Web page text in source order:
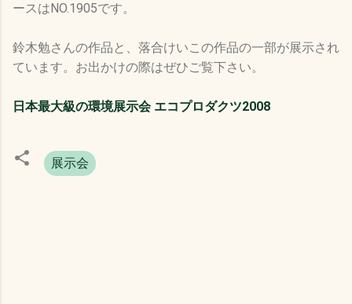
ースはNO.1905です。
鈴木勉さんの作品と、落合けいこの作品の一部が展示され
ています。お出かけの際はぜひご覧下さい。
日本最大級の環境展示会 エコプロダクツ2008
展示会